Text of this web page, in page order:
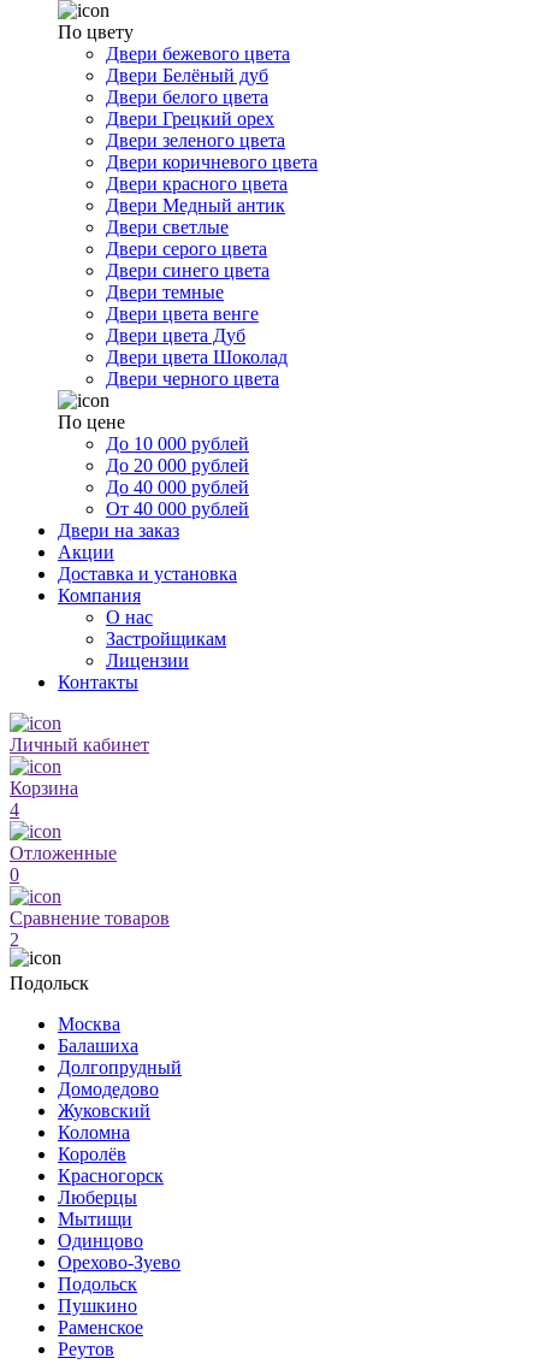
По цвету
Двери бежевого цвета
Двери Белёный дуб
Двери белого цвета
Двери Грецкий орех
Двери зеленого цвета
Двери коричневого цвета
Двери красного цвета
Двери Медный антик
Двери светлые
Двери серого цвета
Двери синего цвета
Двери темные
Двери цвета венге
Двери цвета Дуб
Двери цвета Шоколад
Двери черного цвета
По цене
До 10 000 рублей
До 20 000 рублей
До 40 000 рублей
От 40 000 рублей
Двери на заказ
Акции
Доставка и установка
Компания
О нас
Застройщикам
Лицензии
Контакты
Личный кабинет
Корзина
4
Отложенные
0
Сравнение товаров
2
Подольск
Москва
Балашиха
Долгопрудный
Домодедово
Жуковский
Коломна
Королёв
Красногорск
Люберцы
Мытищи
Одинцово
Орехово-Зуево
Подольск
Пушкино
Раменское
Реутов